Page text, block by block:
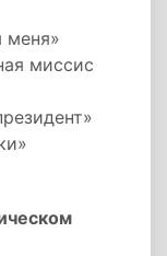
меня»
миссис